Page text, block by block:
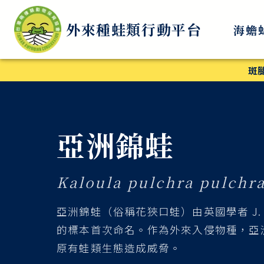
外來種蛙類行動平台 海蟾
斑
亞洲錦蛙
Kaloula pulchra
亞洲錦蛙（俗稱花狹口蛙）由英國學者
的標本首次命名。作為外來入侵物種，
原有蛙類生態造成威脅。